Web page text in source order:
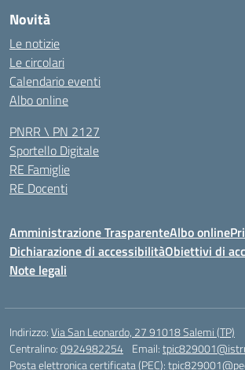
Novità
Le notizie
Le circolari
Calendario eventi
Albo online
PNRR \ PN 2127
Sportello Digitale
RE Famiglie
RE Docenti
Amministrazione TrasparenteAlbo online
Dichiarazione di accessibilitàObiettivi di
Note legali
Indirizzo:Via San Leonardo, 27 91018 Salemi (TP)
Centralino:0924982254 Email:
Posta elettronica certificata (PEC):